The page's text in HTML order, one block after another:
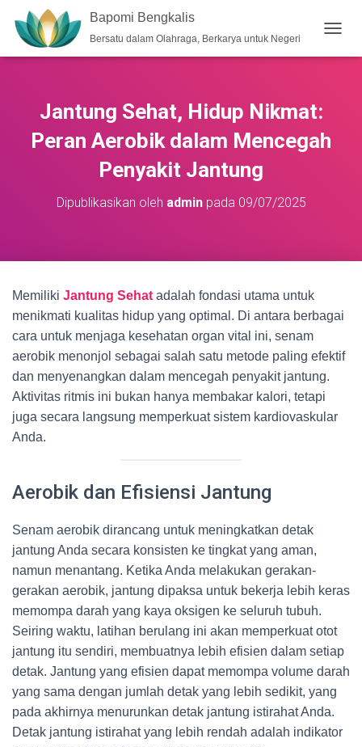
Bapomi Bengkalis
Bersatu dalam Olahraga, Berkarya untuk Negeri
O
Jantung Sehat, Hidup Nikmat:
Peran Aerobik dalam Mencegah
Penyakit Jantung
Dipublikasikan oleh adminpada 09/07/2025
Memiliki Jantung Sehat adalah fondasi utama untuk
menikmati kualitas hidup yang optimal. Di antara berbagai
cara untuk menjaga kesehatan organ vital ini, senam
aerobik menonjol sebagai salah satu metode paling efektif
dan menyenangkan dalam mencegah penyakit jantung.
Aktivitas ritmis ini bukan hanya membakar kalori, tetapi
juga secara langsung memperkuat sistem kardiovaskular
Anda.
Aerobik dan Efisiensi Jantung
Senam aerobik dirancang untuk meningkatkan detak
jantung Anda secara konsisten ke tingkat yang aman,
namun menantang. Ketika Anda melakukan gerakan-
gerakan aerobik, jantung dipaksa untuk bekerja lebih keras
memompa darah yang kaya oksigen ke seluruh tubuh.
Seiring waktu, latihan berulang ini akan memperkuat otot
jantung itu sendiri, membuatnya lebih efisien dalam setiap
detak. Jantung yang efisien dapat memompa volume darah
yang sama dengan jumlah detak yang lebih sedikit, yang
pada akhirnya menurunkan detak jantung istirahat Anda.
Detak jantung istirahat yang lebih rendah adalah indikator